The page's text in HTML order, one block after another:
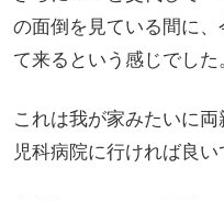
の面倒を見ている間に
て来るという感じでした
これは我が家みたいに
児科病院に行ければ良い